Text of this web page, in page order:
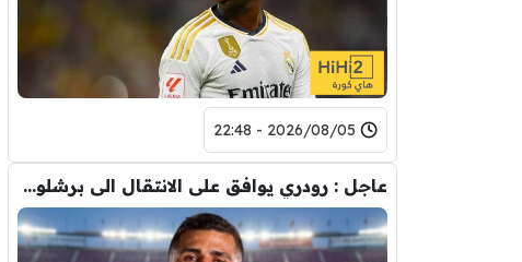
2026/08/05 - 22:48
عاجل : رودري يوافق على الانتقال الى برشلونة.. 3 أسباب وراء قراره